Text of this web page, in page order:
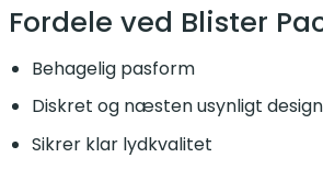
Fordele ved Blister
Behagelig pasform
Diskret og næsten usynligt design
Sikrer klar lydkvalitet